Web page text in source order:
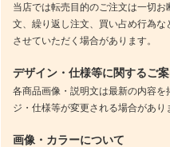
当店では転売目的のご注文は一切
文、繰り返し注文、買い占め行為
させていただく場合があります。
デザイン・仕様等に関するご
各商品画像・説明文は最新の内容
ジ・仕様等が変更される場合があり
画像・カラーについて